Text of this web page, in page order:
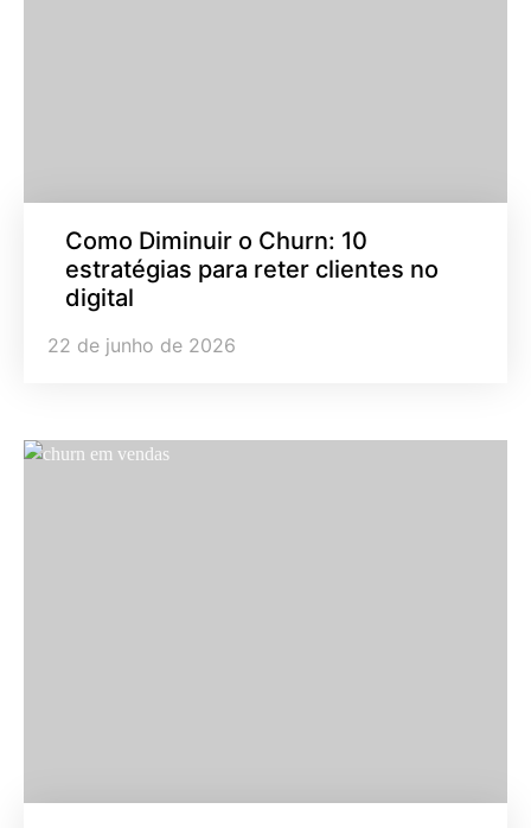
Como Diminuir o Churn: 10
estratégias para reter clientes no
digital
22 de junho de 2026